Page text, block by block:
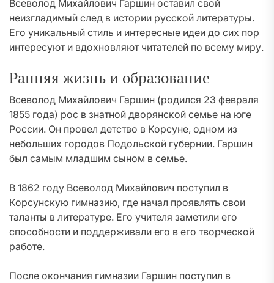
Всеволод Михайлович Гаршин оставил свой
неизгладимый след в истории русской литературы.
Его уникальный стиль и интересные идеи до сих пор
интересуют и вдохновляют читателей по всему миру.
Ранняя жизнь и образование
Всеволод Михайлович Гаршин (родился 23 февраля
1855 года) рос в знатной дворянской семье на юге
России. Он провел детство в Корсуне, одном из
небольших городов Подольской губернии. Гаршин
был самым младшим сыном в семье.
В 1862 году Всеволод Михайлович поступил в
Корсунскую гимназию, где начал проявлять свои
таланты в литературе. Его учителя заметили его
способности и поддерживали его в его творческой
работе.
После окончания гимназии Гаршин поступил в